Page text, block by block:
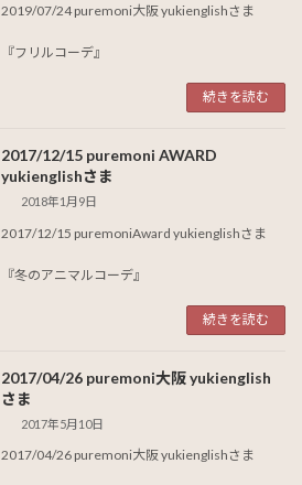
2019/07/24 puremoni大阪 yukienglishさま
『フリルコーデ』
続きを読む
2017/12/15 puremoni AWARD
yukienglishさま
2018年1月9日
2017/12/15 puremoniAward yukienglishさま
『冬のアニマルコーデ』
続きを読む
2017/04/26 puremoni大阪 yukienglish
さま
2017年5月10日
2017/04/26 puremoni大阪 yukienglishさま